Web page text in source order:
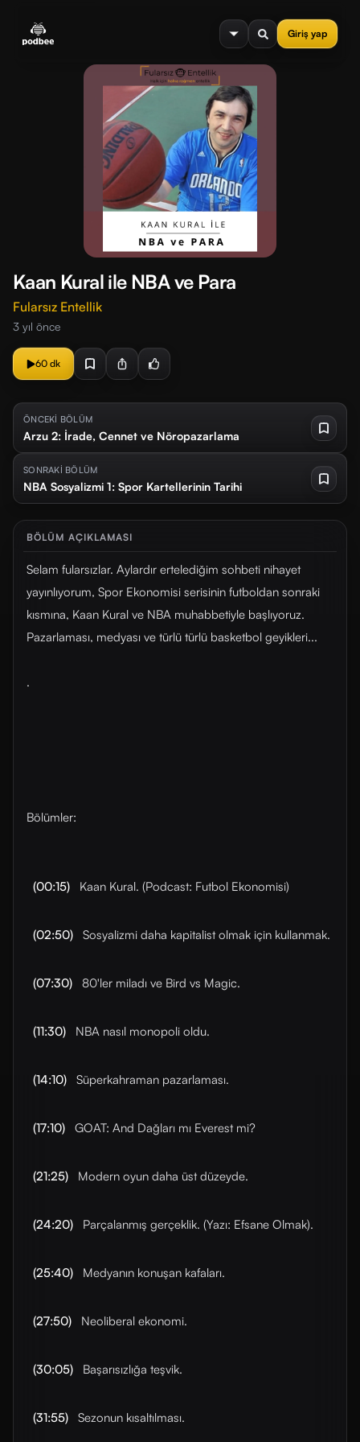
Giriş yap
menu
Kaan Kural ile NBA ve Para
Fularsız Entellik
3 yıl önce
60 dk
ÖNCEKİ BÖLÜM
Arzu 2: İrade, Cennet ve Nöropazarlama
SONRAKİ BÖLÜM
NBA Sosyalizmi 1: Spor Kartellerinin Tarihi
BÖLÜM AÇIKLAMASI
Selam fularsızlar. Aylardır ertelediğim sohbeti nihayet
yayınlıyorum, Spor Ekonomisi serisinin futboldan sonraki
kısmına, Kaan Kural ve NBA muhabbetiyle başlıyoruz.
Pazarlaması, medyası ve türlü türlü basketbol geyikleri...
.
Bölümler:
(00:15) Kaan Kural. (Podcast: Futbol Ekonomisi)
(02:50) Sosyalizmi daha kapitalist olmak için kullanmak.
(07:30) 80'ler miladı ve Bird vs Magic.
(11:30) NBA nasıl monopoli oldu.
(14:10) Süperkahraman pazarlaması.
(17:10) GOAT: And Dağları mı Everest mi?
(21:25) Modern oyun daha üst düzeyde.
(24:20) Parçalanmış gerçeklik. (Yazı: Efsane Olmak).
(25:40) Medyanın konuşan kafaları.
(27:50) Neoliberal ekonomi.
(30:05) Başarısızlığa teşvik.
(31:55) Sezonun kısaltılması.